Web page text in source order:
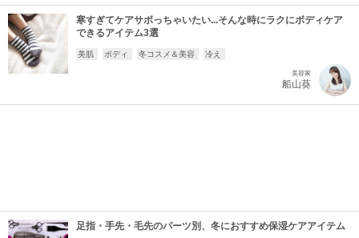
寒すぎてケアサボっちゃいたい...そんな時にラクにボディケア
できるアイテム3選
美肌 ボディ 冬コスメ＆美容 冷え
美容家
船山葵
足指・手先・毛先のパーツ別、冬におすすめ保湿ケアアイテム